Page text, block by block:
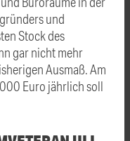
und
Stock des
gar nicht mehr
Ausmaß. Am
Euro jährlich soll